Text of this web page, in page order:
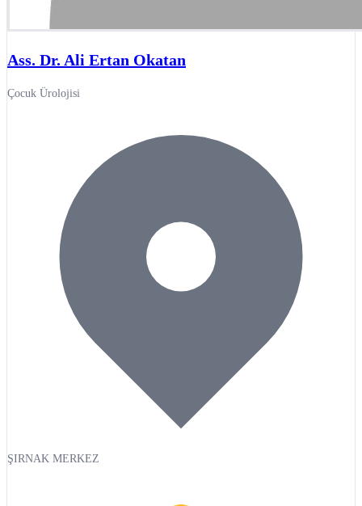
Ass. Dr. Ali Ertan Okatan
Çocuk Ürolojisi
ŞIRNAK MERKEZ